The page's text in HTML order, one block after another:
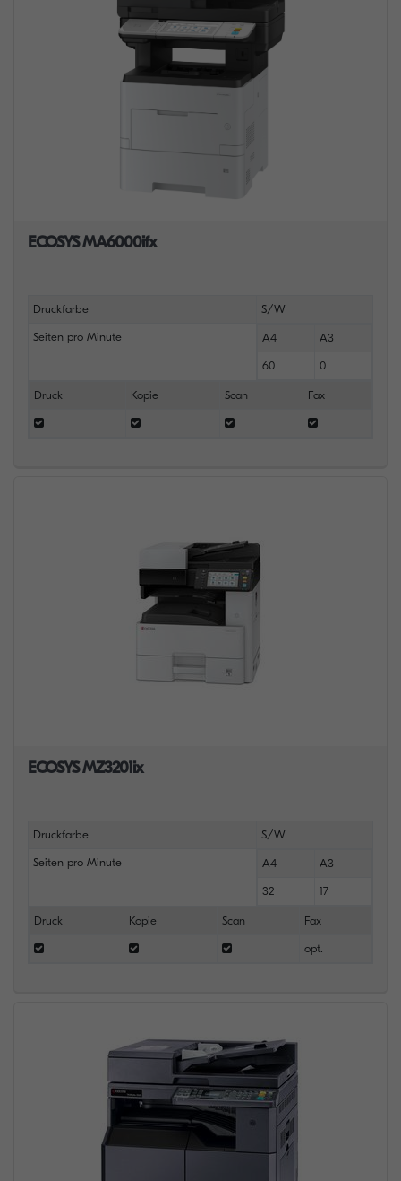
ECOSYS MA6000ifx
Druckfarbe S/W
Seiten pro Minute A4 A3
60 0
Druck Kopie Scan Fax
ECOSYS MZ3201ix
Druckfarbe S/W
Seiten pro Minute A4 A3
32 17
Druck Kopie Scan Fax
opt.